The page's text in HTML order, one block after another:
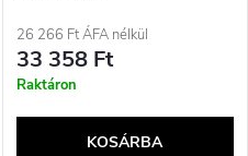
26 266 Ft ÁFA nélkül
33 358 Ft
Raktáron
KOSÁRBA